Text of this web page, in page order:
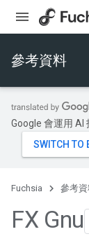
參考資料
Google 會運用 AI
Fuchsia 參考
FX Gnu